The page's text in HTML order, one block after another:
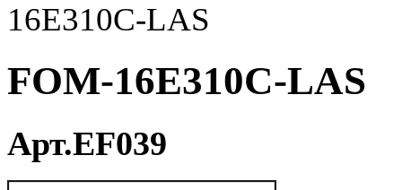
16E310C-LAS
FOM-16E310C-LAS
Арт.EF039